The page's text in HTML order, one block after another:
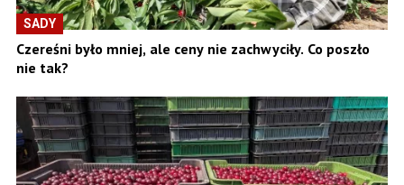
SADY
Czereśni było mniej, ale ceny nie zachwyciły. Co poszło
nie tak?